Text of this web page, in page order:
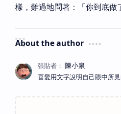
樣，難過地問著：「你到底做
About the author
喜愛用文字說明自己眼中所